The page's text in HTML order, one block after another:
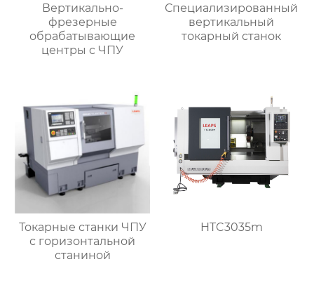
Вертикально-
фрезерные
обрабатывающие
центры с ЧПУ
Специализированный
вертикальный
токарный станок
Токарные станки ЧПУ
с горизонтальной
станиной
HTC3035m